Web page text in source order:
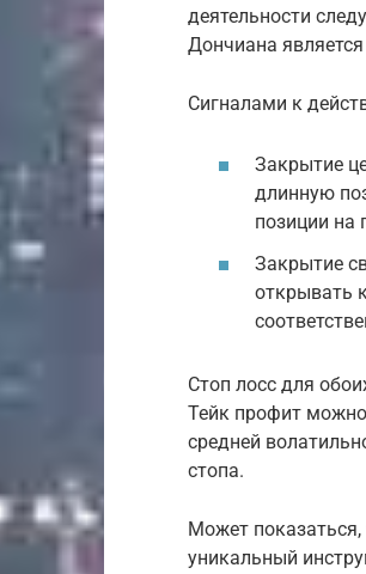
деятельности
Дончиана
Сигналами к
Закрытие
длинную
позиции на
Закрытие
открывать
Стоп лосс для
Тейк профит
средней
стопа.
Может показаться,
уникальный